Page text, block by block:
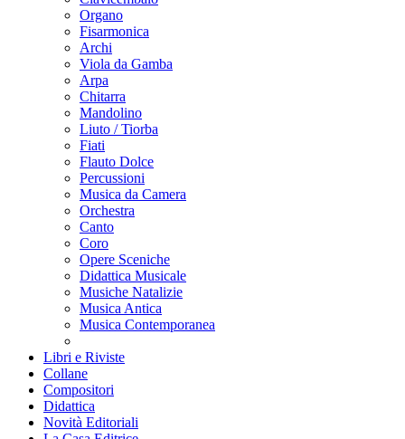
Organo
Fisarmonica
Archi
Viola da Gamba
Arpa
Chitarra
Mandolino
Liuto / Tiorba
Fiati
Flauto Dolce
Percussioni
Musica da Camera
Orchestra
Canto
Coro
Opere Sceniche
Didattica Musicale
Musiche Natalizie
Musica Antica
Musica Contemporanea
Libri e Riviste
Collane
Compositori
Didattica
Novità Editoriali